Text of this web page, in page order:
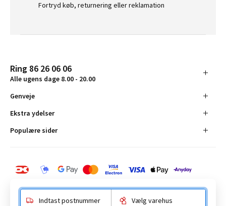
Fortryd køb, returnering eller reklamation
Ring 86 26 06 06
Alle ugens dage 8.00 - 20.00
Genveje
Ekstra ydelser
Populære sider
Indtast postnummer Vælg varehus